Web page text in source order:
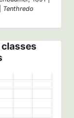
Tenthredo